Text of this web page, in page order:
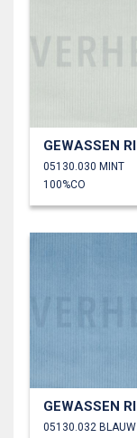
05130.030 MINT
100%CO
05130.032 BLAUW